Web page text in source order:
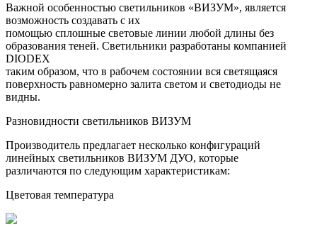
Важной особенностью светильников «ВИЗУМ», является
возможность создавать с их
помощью сплошные световые линии любой длины без
образования теней. Светильники разработаны компанией
DIODEX
таким образом, что в рабочем состоянии вся светящаяся
поверхность равномерно залита светом и светодиоды не
видны.
Разновидности светильников ВИЗУМ
Производитель предлагает несколько конфигураций
линейных светильников ВИЗУМ ДУО, которые
различаются по следующим характеристикам:
Цветовая температура